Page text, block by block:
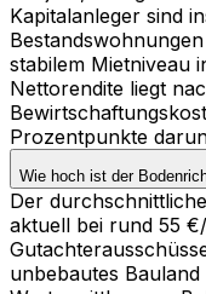
Kapitalanleger sind
stabilem Mietniveau
Nettorendite liegt
Prozentpunkte
Wie hoch ist der
Der
aktuell bei rund 55
unbebautes